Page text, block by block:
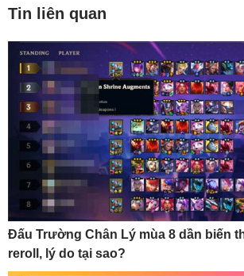
Tin liên quan
Đấu Trường Chân Lý mùa 8 dần biến
reroll, lý do tại sao?